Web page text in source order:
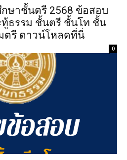
ษาชั้นตรี 2568 ข้อสอบ
ธรรม ชั้นตรี ชั้นโท ชั้น
ตรี ดาวน์โหลดที่นี่
0